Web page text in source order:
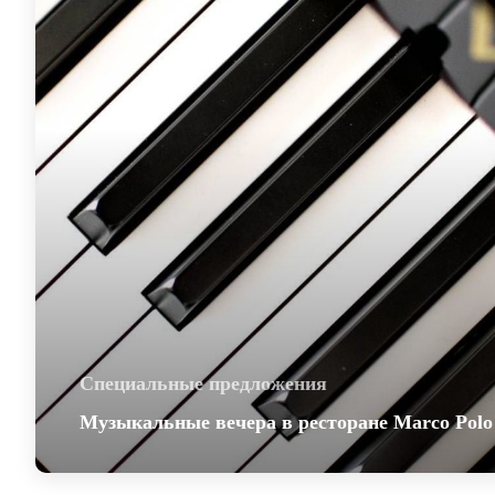
Специальные предложения
Музыкальные вечера в ресторане Marco Polo
Музыкальные вечера в ресторане